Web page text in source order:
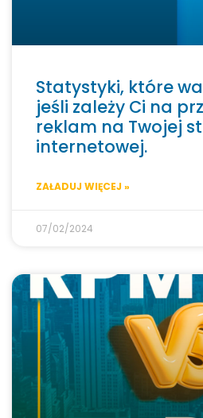
Statystyki, które
jeśli zależy Ci na
reklam na Twojej
internetowej.
ZAŁADUJ WIĘCEJ »
07/02/2024